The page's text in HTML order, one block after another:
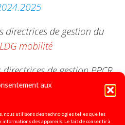
aux
nous utilisons des technologies telles que les
informations des appareils. Le fait de consentir à
directrices de gestion du
LDG mobilité
de gestion PPCR
PPCR